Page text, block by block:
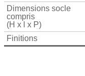
Dimensions socle
compris
(H x l x P)
Finitions